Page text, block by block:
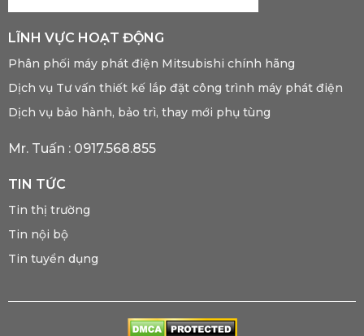
LĨNH VỰC HOẠT ĐỘNG
Phân phối máy phát điện Mitsubishi chính hãng
Dịch vụ Tư vấn thiết kế lắp đặt công trình máy phát điện
Dịch vụ bảo hành, bảo trì, thay mới phụ tùng
Mr. Tuấn : 0917.568.855
TIN TỨC
Tin thị trường
Tin nội bộ
Tin tuyển dụng